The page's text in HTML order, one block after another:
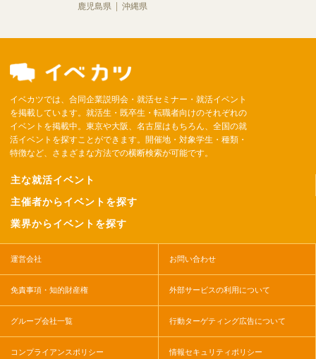
鹿児島県
沖縄県
イベカツでは、合同企業説明会・就活セミナー・就活イベント
を掲載しています。就活生・既卒生・転職者向けのそれぞれの
イベントを掲載中。東京や大阪、名古屋はもちろん、全国の就
活イベントを探すことができます。開催地・対象学生・種類・
特徴など、さまざまな方法での横断検索が可能です。
主な就活イベント
主催者からイベントを探す
業界からイベントを探す
運営会社 お問い合わせ
免責事項・知的財産権 外部サービスの利用について
グループ会社一覧 行動ターゲティング広告について
コンプライアンスポリシー 情報セキュリティポリシー